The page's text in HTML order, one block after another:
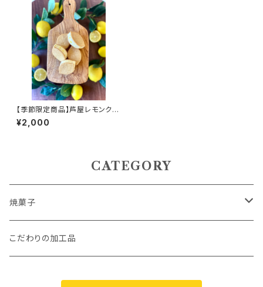
【季節限定商品】芦屋レモンクリ
¥2,000
CATEGORY
焼菓子
パウンドケーキ
こだわりの加工品